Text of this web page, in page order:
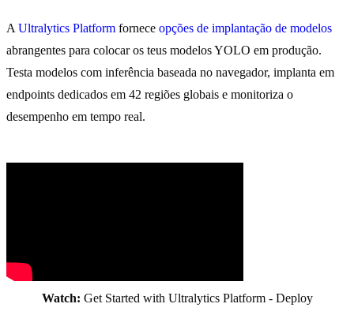
A Ultralytics Platform fornece opções de implantação de modelos
abrangentes para colocar os teus modelos YOLO em produção.
Testa modelos com inferência baseada no navegador, implanta em
endpoints dedicados em 42 regiões globais e monitoriza o
desempenho em tempo real.
Watch: Get Started with Ultralytics Platform - Deploy